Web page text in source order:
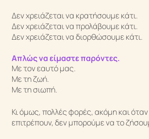
Δεν χρειάζεται να κρατήσουμε κάτι.
Δεν χρειάζεται να προλάβουμε κάτι.
Δεν χρειάζεται να διορθώσουμε κάτι.
Απλώς να είμαστε παρόντες.
Με τον εαυτό μας.
Με τη ζωή.
Με τη σιωπή.
Κι όμως, πολλές φορές, ακόμη και
επιτρέπουν, δεν μπορούμε να το